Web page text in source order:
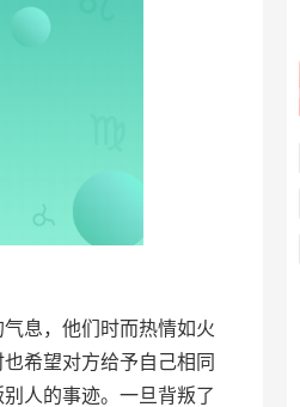
息，他们时而热情如火
希望对方给予自己相同
人的事迹。一旦背叛了